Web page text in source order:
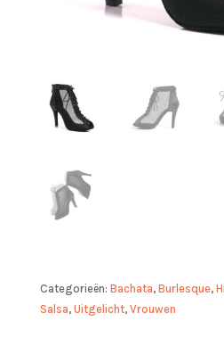
Categorieën: Bachata, Burlesque,
Salsa, Uitgelicht, Vrouwen